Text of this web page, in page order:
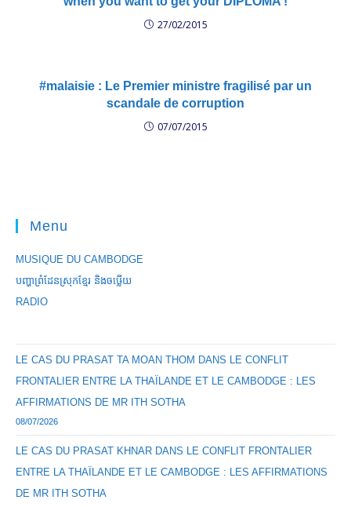
27/02/2015
#malaisie : Le Premier ministre fragilisé par un
scandale de corruption
07/07/2015
Menu
MUSIQUE DU CAMBODGE
បញ្ហាព្រំដែនស្រុកខ្មែរ និងចឞ្លើយ
RADIO
LE CAS DU PRASAT TA MOAN THOM DANS LE CONFLIT
FRONTALIER ENTRE LA THAÏLANDE ET LE CAMBODGE : LES
AFFIRMATIONS DE MR ITH SOTHA
08/07/2026
LE CAS DU PRASAT KHNAR DANS LE CONFLIT FRONTALIER
ENTRE LA THAÏLANDE ET LE CAMBODGE : LES AFFIRMATIONS
DE MR ITH SOTHA